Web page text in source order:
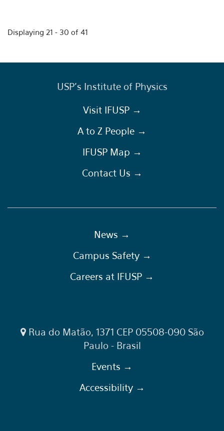
Displaying 21 - 30 of 41
USP's Institute of Physics
Visit IFUSP →
A to Z People →
IFUSP Map →
Contact Us →
News →
Campus Safety →
Careers at IFUSP →
Rua do Matão, 1371 CEP 05508-090 São
Paulo - Brasil
Events →
Accessibility →